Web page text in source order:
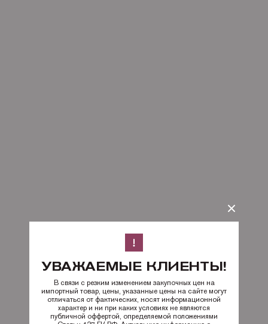
УВАЖАЕМЫЕ КЛИЕНТЫ!
В связи с резким изменением закупочных цен на
импортный товар, цены, указанные цены на сайте могут
отличаться от фактических, носят информационной
характер и ни при каких условиях не являются
публичной оффертой, определяемой положениями